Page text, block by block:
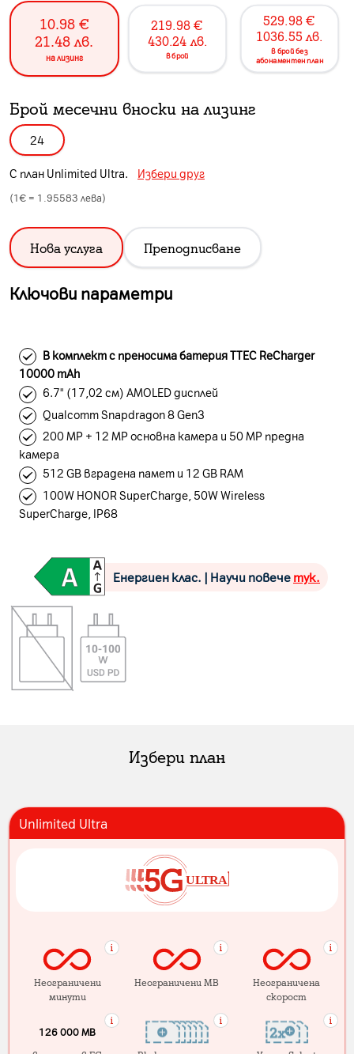
10.98 €
21.48 лв.
на лизинг
219.98 €
430.24 лв.
в брой
529.98 €
1036.55 лв.
в брой без
абонаментен план
Брой месечни вноски на лизинг
24
С план Unlimited Ultra. Избери друг
(1€ = 1.95583 лева)
Нова услуга Преподписване
Ключови параметри
В комплект с преносима батерия TTEC ReCharger
10000 mAh
6.7" (17,02 см) AMOLED дисплей
Qualcomm Snapdragon 8 Gen3
200 MP + 12 MP основна камера и 50 MP предна
камера
512 GB вградена памет и 12 GB RAM
100W HONOR SuperCharge, 50W Wireless
SuperCharge, IP68
Енергиен клас. | Научи повече тук.
Избери план
Unlimited Ultra
Неограничени
минути
Неограничени MB
Неограничена
скорост
126 000 MB